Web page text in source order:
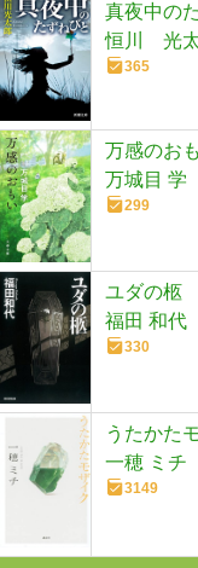
真夜中の
恒川 光
365
万感のお
万城目 学
299
ユダの柩
福田 和代
330
うたかた
一穂 ミチ
3149